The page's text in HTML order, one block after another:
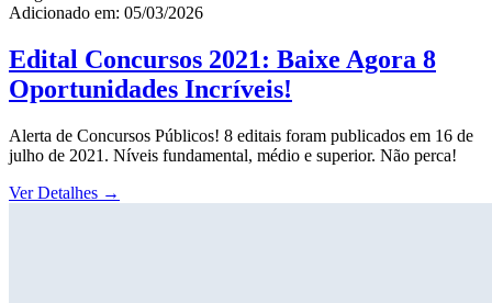
Adicionado em: 05/03/2026
Edital Concursos 2021: Baixe Agora 8
Oportunidades Incríveis!
Alerta de Concursos Públicos! 8 editais foram publicados em 16 de
julho de 2021. Níveis fundamental, médio e superior. Não perca!
Ver Detalhes →